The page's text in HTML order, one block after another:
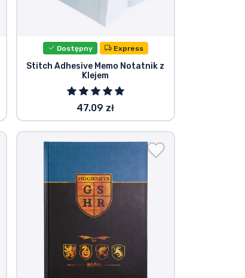
Dostępny Express
Stitch Adhesive Memo Notatnik z
Klejem
47.09 zł